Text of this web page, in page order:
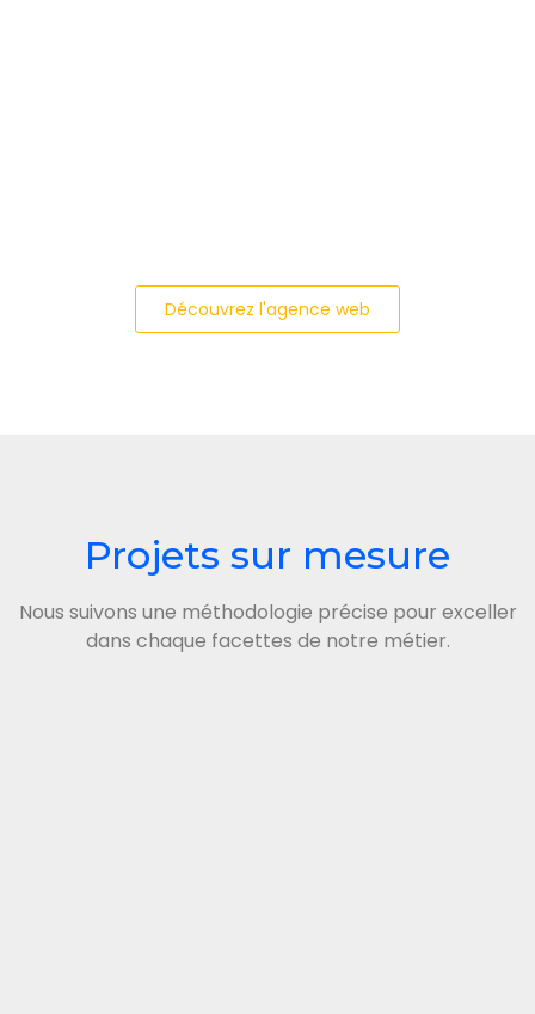
Découvrez l'agence web
Projets sur mesure
Nous suivons une méthodologie précise pour exceller
dans chaque facettes de notre métier.